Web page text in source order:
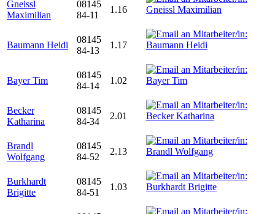
Gneissl
Maximilian
08145
84-11
1.16
Baumann Heidi
08145
84-13
1.17
Bayer Tim
08145
84-14
1.02
Becker
Katharina
08145
84-34
2.01
Brandl
Wolfgang
08145
84-52
2.13
Burkhardt
Brigitte
08145
84-51
1.03